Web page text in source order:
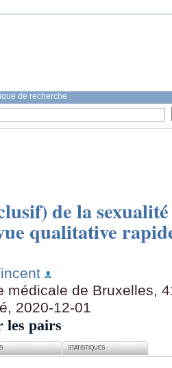
de recherche
de la
qualitative
médicale de Bruxelles,
2020-12-01
les pairs
STATISTIQUES